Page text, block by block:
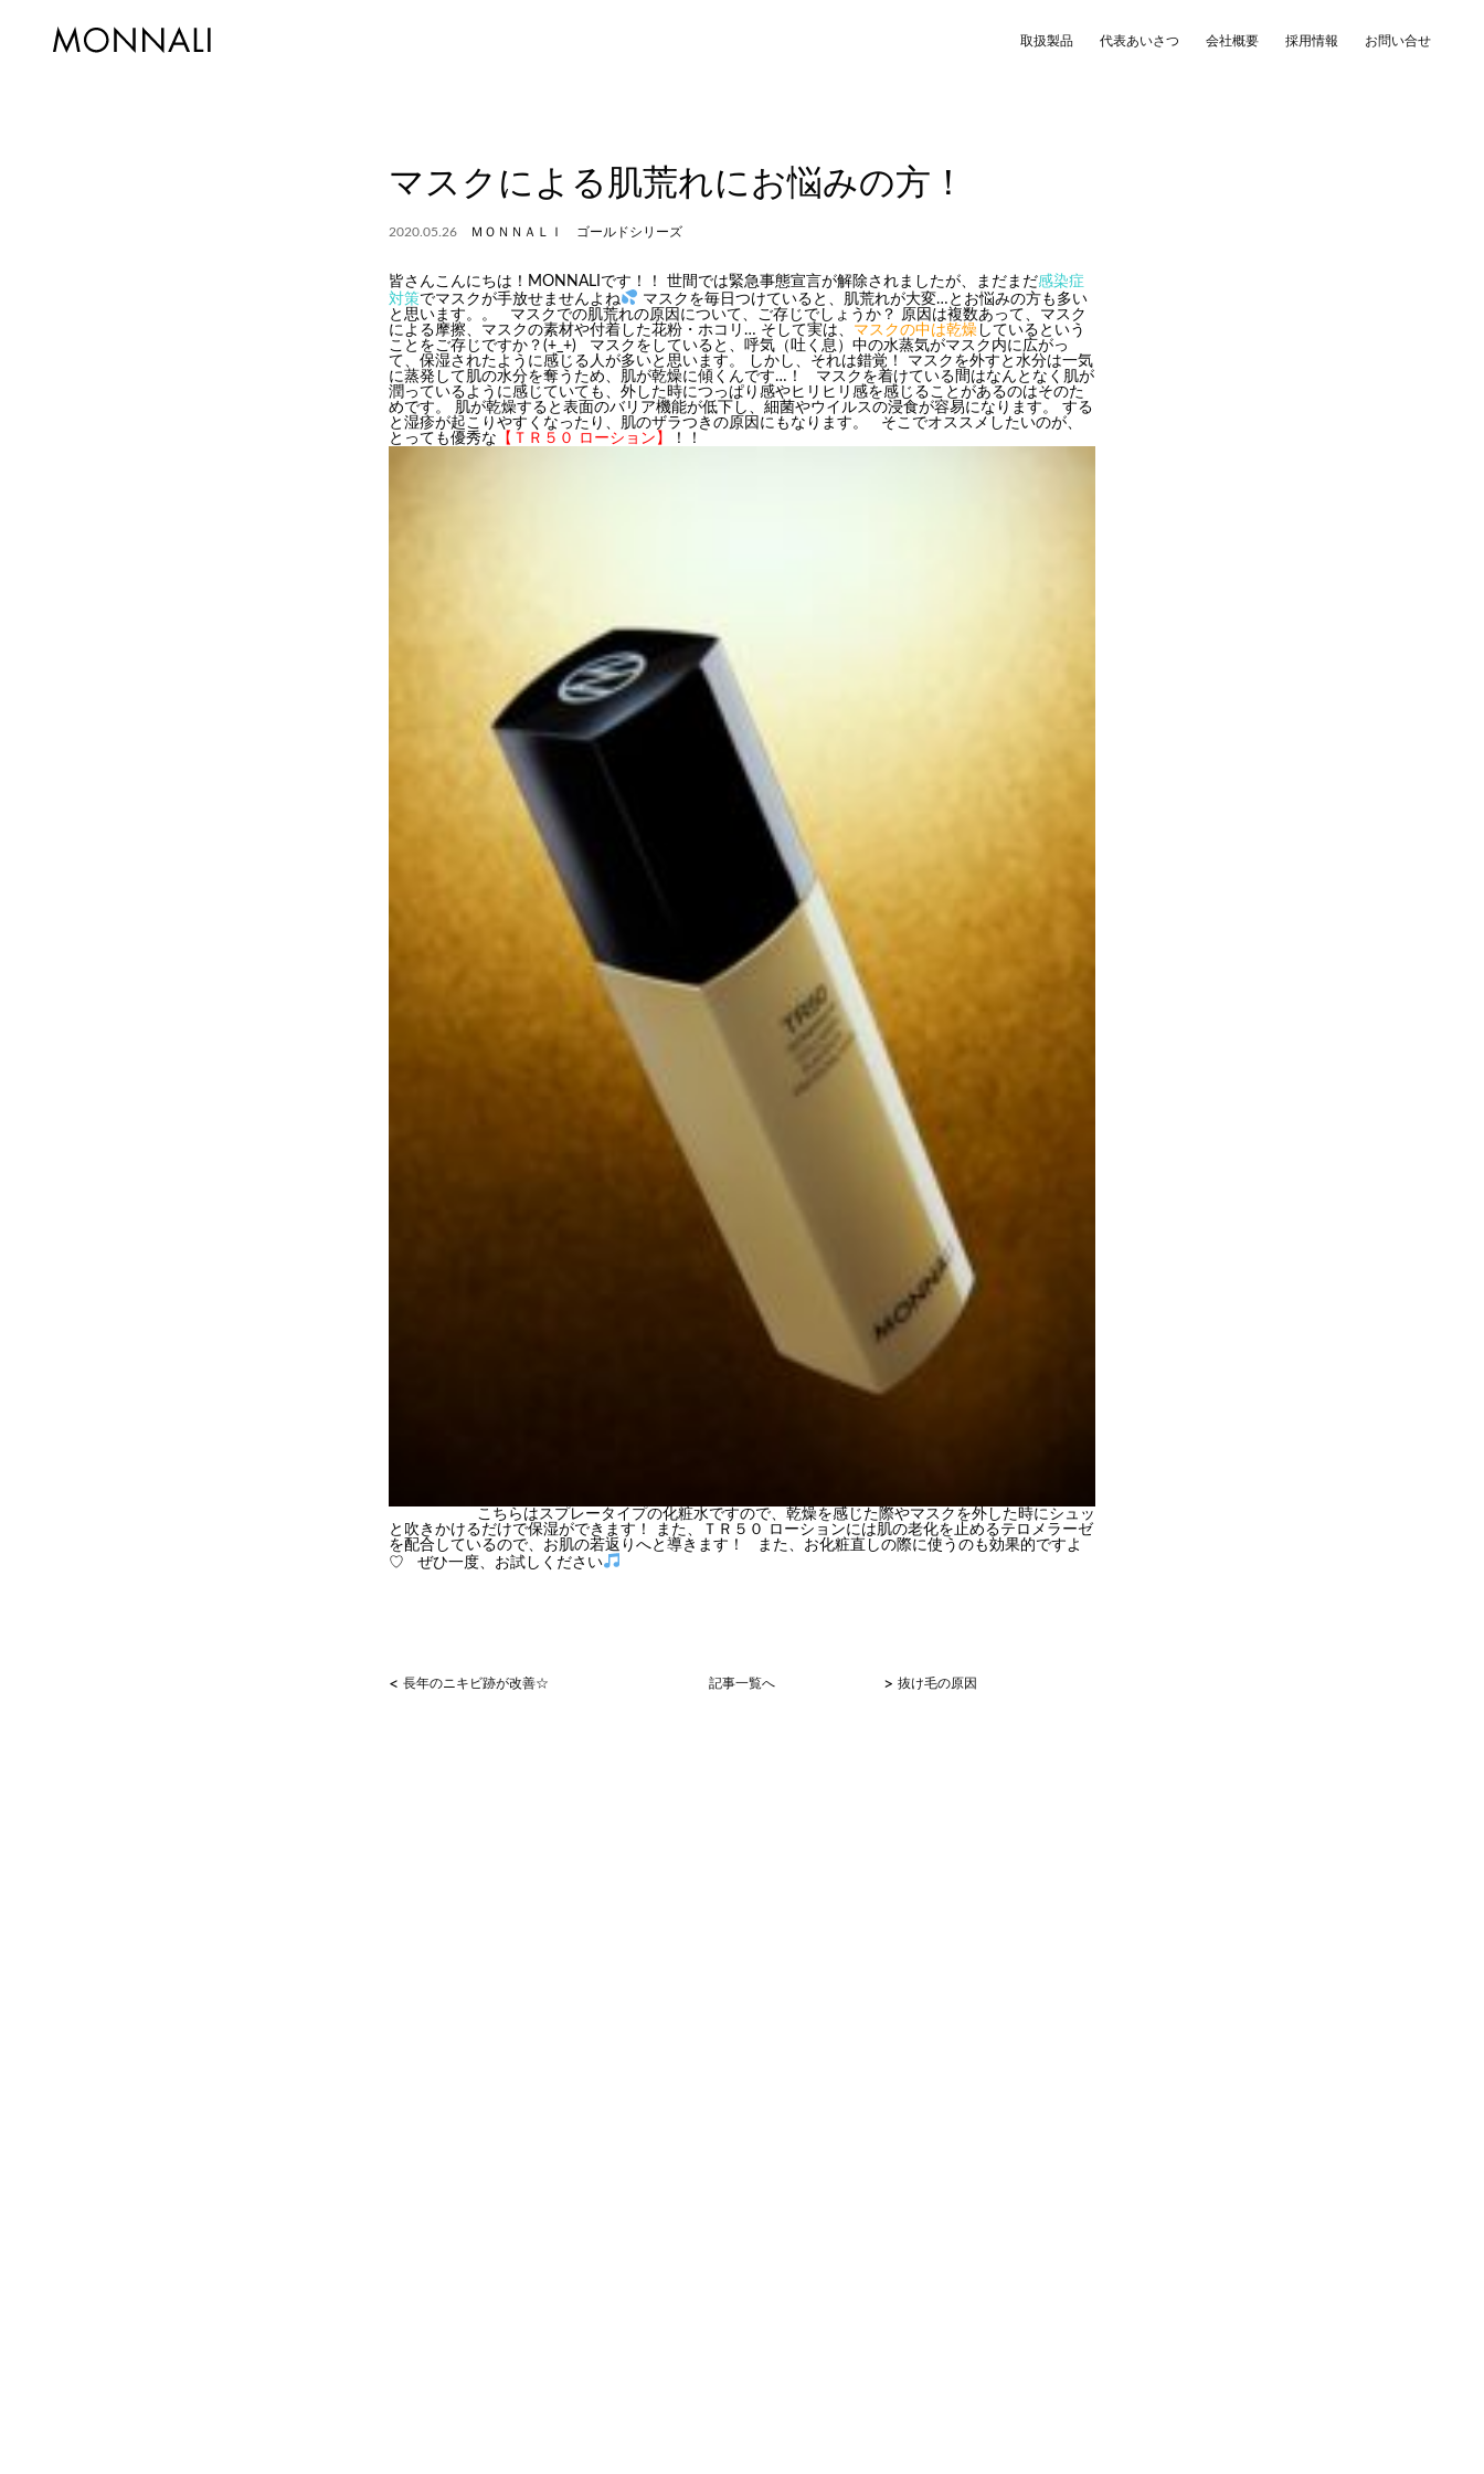
取扱製品 代表あいさつ 会社概要 採用情報 お問い合せ
マスクによる肌荒れにお悩みの方！
2020.05.26 ＭＯＮＮＡＬＩ ゴールドシリーズ
皆さんこんにちは！MONNALIです！！ 世間では緊急事態宣言が解除されましたが、まだまだ感染症
対策でマスクが手放せませんよね
マスクを毎日つけていると、肌荒れが大変…とお悩みの方も多い
と思います。。 マスクでの肌荒れの原因について、ご存じでしょうか？ 原因は複数あって、マスク
による摩擦、マスクの素材や付着した花粉・ホコリ… そして実は、 マスクの中は乾燥 しているという
ことをご存じですか？(+_+) マスクをしていると、呼気（吐く息）中の水蒸気がマスク内に広がっ
て、保湿されたように感じる人が多いと思います。 しかし、それは錯覚！ マスクを外すと水分は一気
に蒸発して肌の水分を奪うため、肌が乾燥に傾くんです…！ マスクを着けている間はなんとなく肌が
潤っているように感じていても、外した時につっぱり感やヒリヒリ感を感じることがあるのはそのた
めです。 肌が乾燥すると表面のバリア機能が低下し、細菌やウイルスの浸食が容易になります。 する
と湿疹が起こりやすくなったり、肌のザラつきの原因にもなります。 そこでオススメしたいのが、
とっても優秀な 【ＴＲ５０ ローション】 ！！
こちらはスプレータイプの化粧水ですので、乾燥を感じた際やマスクを外した時にシュッ
と吹きかけるだけで保湿ができます！ また、ＴＲ５０ ローションには肌の老化を止めるテロメラーゼ
を配合しているので、お肌の若返りへと導きます！ また、お化粧直しの際に使うのも効果的ですよ
♡ ぜひ一度、お試しください
< 長年のニキビ跡が改善☆ 記事一覧へ > 抜け毛の原因